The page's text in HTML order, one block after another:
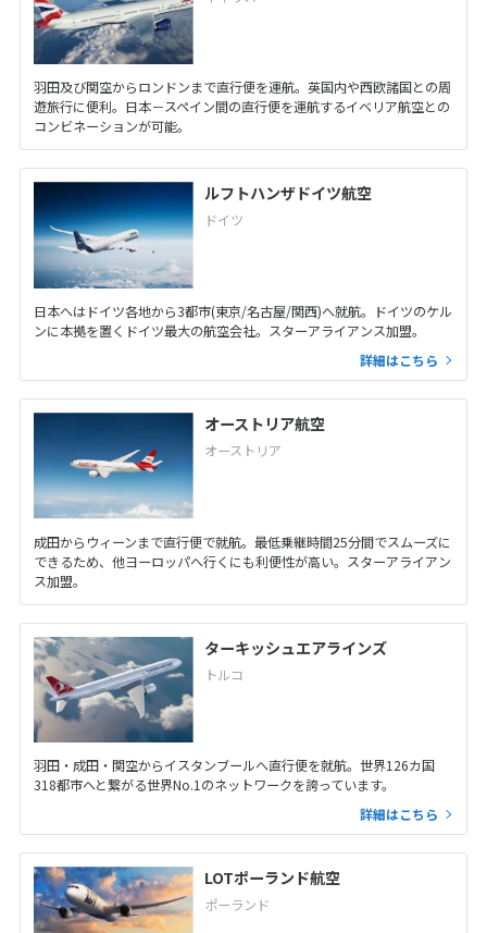
羽田及び関空からロンドンまで直行便を運航。英国内や西欧諸国との周
遊旅行に便利。日本－スペイン間の直行便を運航するイベリア航空との
コンビネーションが可能。
ルフトハンザドイツ航空
ドイツ
日本へはドイツ各地から3都市(東京/名古屋/関西)へ就航。ドイツのケル
ンに本拠を置くドイツ最大の航空会社。スターアライアンス加盟。
詳細はこちら
オーストリア航空
オーストリア
成田からウィーンまで直行便で就航。最低乗継時間25分間でスムーズに
できるため、他ヨーロッパへ行くにも利便性が高い。スターアライアン
ス加盟。
ターキッシュエアラインズ
トルコ
羽田・成田・関空からイスタンブールへ直行便を就航。世界126カ国
318都市へと繋がる世界No.1のネットワークを誇っています。
詳細はこちら
LOTポーランド航空
ポーランド